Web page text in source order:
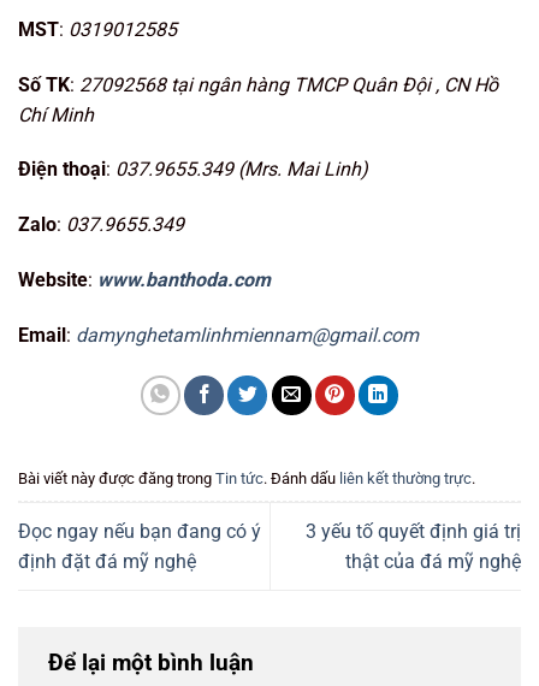
MST: 0319012585
Số TK: 27092568 tại ngân hàng TMCP Quân Đội , CN Hồ
Chí Minh
Điện thoại: 037.9655.349 (Mrs. Mai Linh)
Zalo: 037.9655.349
Website: www.banthoda.com
Email: damynghetamlinhmiennam@gmail.com
Bài viết này được đăng trong Tin tức. Đánh dấu liên kết thường trực.
Đọc ngay nếu bạn đang có ý
định đặt đá mỹ nghệ
3 yếu tố quyết định giá trị
thật của đá mỹ nghệ
Để lại một bình luận